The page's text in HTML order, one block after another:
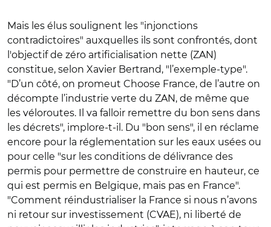
Mais les élus soulignent les "injonctions
contradictoires" auxquelles ils sont confrontés, dont
l'objectif de zéro artificialisation nette (ZAN)
constitue, selon Xavier Bertrand, "l’exemple-type".
"D’un côté, on promeut Choose France, de l’autre on
décompte l’industrie verte du ZAN, de même que
les véloroutes. Il va falloir remettre du bon sens dans
les décrets", implore-t-il. Du "bon sens", il en réclame
encore pour la réglementation sur les eaux usées ou
pour celle "sur les conditions de délivrance des
permis pour permettre de construire en hauteur, ce
qui est permis en Belgique, mais pas en France".
"Comment réindustrialiser la France si nous n’avons
ni retour sur investissement (CVAE), ni liberté de